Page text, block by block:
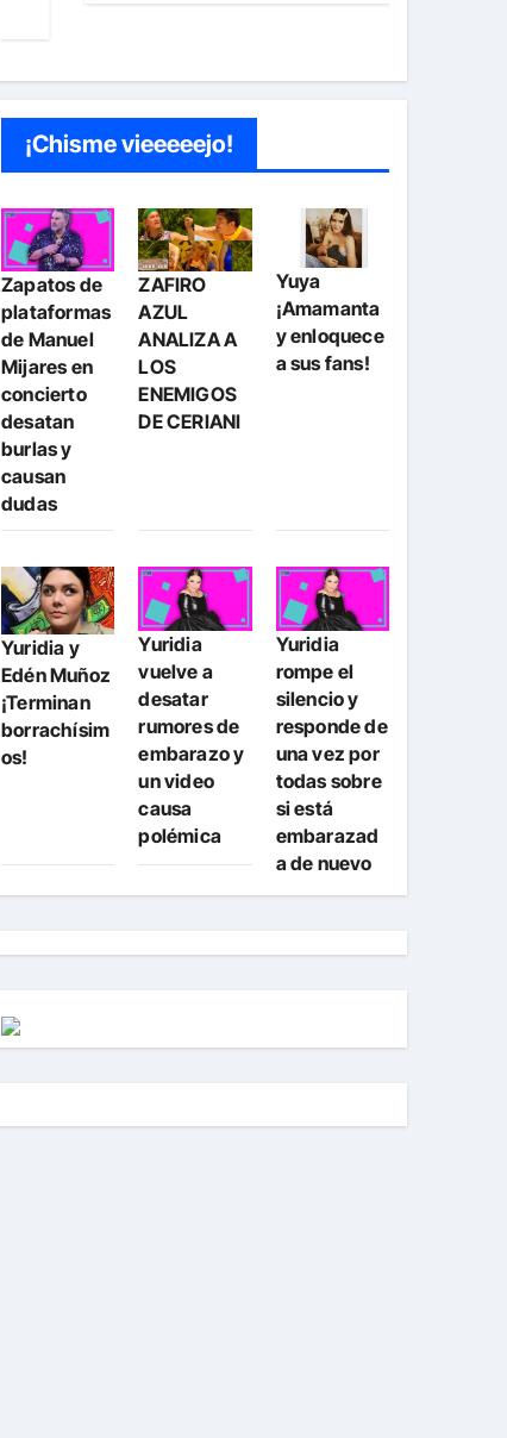
¡Chisme vieeeeejo!
Zapatos de
plataformas
de Manuel
Mijares en
concierto
desatan
burlas y
causan
dudas
ZAFIRO
AZUL
ANALIZA A
LOS
ENEMIGOS
DE CERIANI
Yuya
¡Amamanta
y enloquece
a sus fans!
Yuridia y
Edén Muñoz
¡Terminan
borrachísim
os!
Yuridia
vuelve a
desatar
rumores de
embarazo y
un video
causa
polémica
Yuridia
rompe el
silencio y
responde de
una vez por
todas sobre
si está
embarazad
a de nuevo